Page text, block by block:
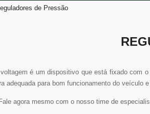
de Pressão
é um dispositivo que está fixado com
adequada para bom funcionamento do veículo
agora mesmo com o nosso time de